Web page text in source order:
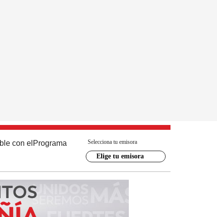
con el Programa Selecciona tu emisora
Elige tu emisora